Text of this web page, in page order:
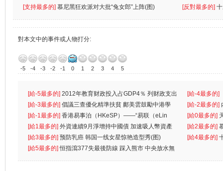
[支持最多的] 慕尼黑狂欢派对大批“兔女郎”上阵(图) [反對最多的]
對本文中的事件或人物打分:
-5 -4 -3 -2 -1 0 1 2 3 4 5
[給-5最多的] 2012年教育财政投入占GDP4％ 列财政支出
首位
[給-4最多的]
一
[給-3最多的] 倡議三查優化精準扶貧 鄺美雲鼓勵中港學
生
[給-2最多的]
人
[給-1最多的] 香港易事泊（HKeSP）——“易联（eLin
k）”项目
[給0最多的]
[給1最多的] 外資連續9月淨增持中國債 加速吸人幣資產 [給2最多的]
[給3最多的] 预防乳癌 韩国一线女星惊艳造型秀(图) [給4最多的]
[給5最多的]恒指瀉377失最後防線 踩入熊市 中央放水無